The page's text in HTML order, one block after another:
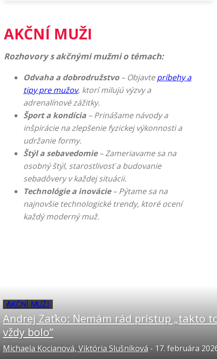
AKČNÍ MUŽI
Rozhovory s akčnými mužmi o témach:
Odvaha a dobrodružstvo– Objavtepríbehy a
tipy pre mužov, ktorí milujú výzvy a
adrenalínové zážitky.
Šport a kondícia – Prinášame návody a
inšpirácie na zlepšenie fyzickej výkonnosti a
udržanie formy.
Štýl a sebavedomie– Zameriavame sa na
osobný štýl, starostlivosť a budovanie
sebadôvery v každej situácii.
Technológie a inovácie– Pýtame sa na
najnovšie technologické trendy, ktoré ocení
každý moderný muž.
AKČNÍ MUŽI
Andrej Zaťko: Nemám rád prístup „takto
vždy bolo“
Michaela Kocianová, Viktória Slušníková - 17. februára